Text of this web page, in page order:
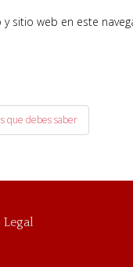
sitio web en este
que debes saber
Legal